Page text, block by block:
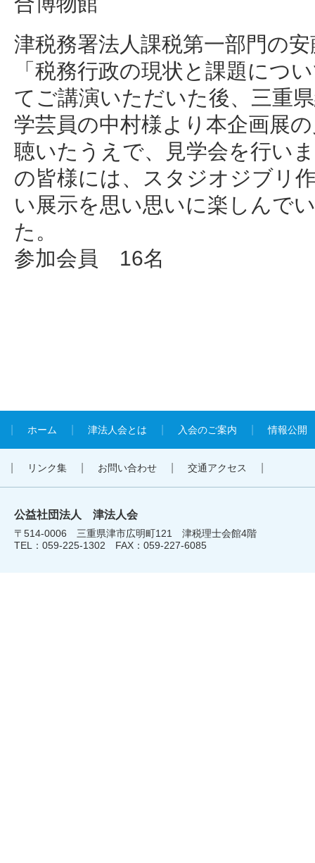
津税務署法人課税第一部門の
「税務行政の現状と課題につ
てご講演いただいた後、三重
学芸員の中村様より本企画展
聴いたうえで、見学会を行い
の皆様には、スタジオジブリ
い展示を思い思いに楽しんで
た。
参加会員 16名
ホーム 津法人会とは 入会のご案内 情報公開
リンク集 お問い合わせ 交通アクセス
公益社団法人 津法人会
〒514-0006 三重県津市広明町121 津税理士会館4階
TEL：059-225-1302 FAX：059-227-6085